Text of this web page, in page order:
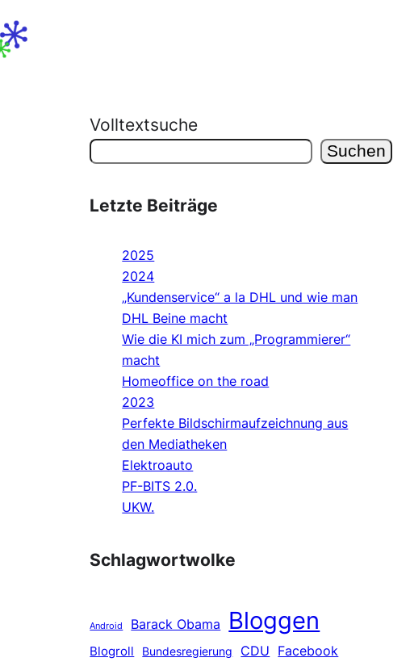
Volltextsuche
Suchen
Letzte Beiträge
2025
2024
„Kundenservice“ a la DHL und wie man
DHL Beine macht
Wie die KI mich zum „Programmierer“
macht
Homeoffice on the road
2023
Perfekte Bildschirmaufzeichnung aus
den Mediatheken
Elektroauto
PF-BITS 2.0.
UKW.
Schlagwortwolke
Android Barack Obama Bloggen
Blogroll Bundesregierung CDU Facebook